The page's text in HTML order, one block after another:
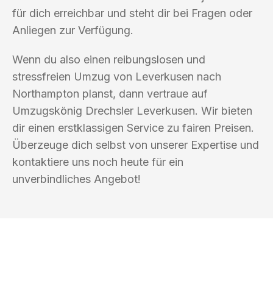
für dich erreichbar und steht dir bei Fragen oder
Anliegen zur Verfügung.
Wenn du also einen reibungslosen und
stressfreien Umzug von Leverkusen nach
Northampton planst, dann vertraue auf
Umzugskönig Drechsler Leverkusen. Wir bieten
dir einen erstklassigen Service zu fairen Preisen.
Überzeuge dich selbst von unserer Expertise und
kontaktiere uns noch heute für ein
unverbindliches Angebot!